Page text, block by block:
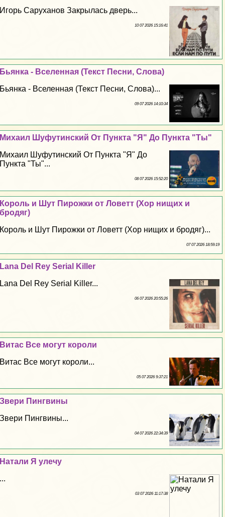
Игорь Саруханов Закрылась дверь...
10 07 2026 15:16:41
Бьянка - Вселенная (Текст Песни, Слова)
Бьянка - Вселенная (Текст Песни, Слова)...
09 07 2026 14:10:34
Михаил Шуфутинский От Пункта "Я" До Пункта "Ты"
Михаил Шуфутинский От Пункта "Я" До
Пункта "Ты"...
08 07 2026 15:52:20
Король и Шут Пирожки от Ловетт (Хор нищих и
бродяг)
Король и Шут Пирожки от Ловетт (Хор нищих и бродяг)...
07 07 2026 18:59:19
Lana Del Rey Serial Killer
Lana Del Rey Serial Killer...
06 07 2026 20:55:26
Витас Все могут короли
Витас Все могут короли...
05 07 2026 9:37:21
Звери Пингвины
Звери Пингвины...
04 07 2026 22:34:39
Натали Я улечу
...
03 07 2026 11:17:38